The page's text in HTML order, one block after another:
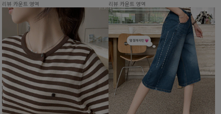
리뷰 카운트 영역 리뷰 카운트 영역